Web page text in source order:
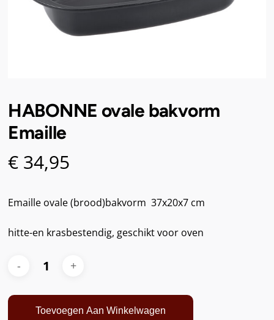
HABONNE ovale bakvorm
Emaille
€ 34,95
Emaille ovale (brood)bakvorm 37x20x7 cm
hitte-en krasbestendig, geschikt voor oven
Toevoegen Aan Winkelwagen